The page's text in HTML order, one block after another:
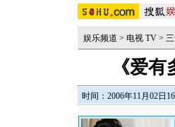
娱乐频道 > 电视 TV >
《爱
时间：2006年11月02日